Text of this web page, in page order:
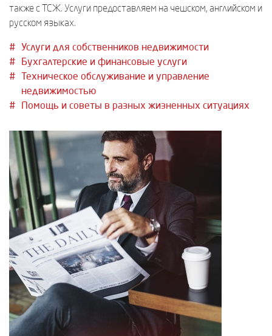
также с ТСЖ. Услуги предоставляем на чешском, английском и
русском языках.
Услуги для собственников недвижимости
Бухгалтерские и финансовые услуги
Техническое обслуживание и управление
недвижимостью
Помощь и советы в разных жизненных ситуациях